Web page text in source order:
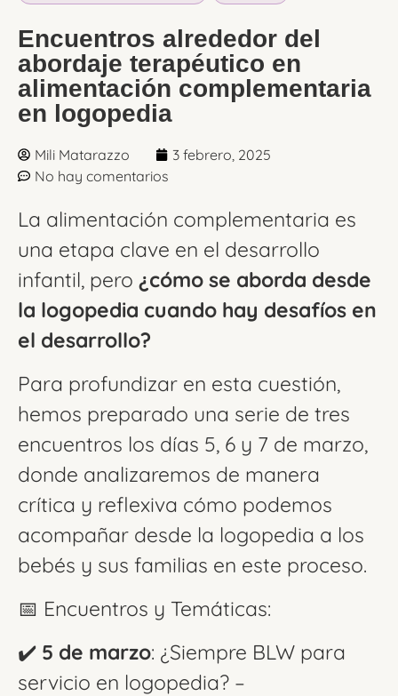
Encuentros alrededor del
abordaje terapéutico en
alimentación complementaria
en logopedia
Mili Matarazzo
3 febrero, 2025
No hay comentarios
La alimentación complementaria es
una etapa clave en el desarrollo
infantil, pero ¿cómo se aborda desde
la logopedia cuando hay desafíos en
el desarrollo?
Para profundizar en esta cuestión,
hemos preparado una serie de tres
encuentros los días 5, 6 y 7 de marzo,
donde analizaremos de manera
crítica y reflexiva cómo podemos
acompañar desde la logopedia a los
bebés y sus familias en este proceso.
📅 Encuentros y Temáticas:
✔️ 5 de marzo: ¿Siempre BLW para
servicio en logopedia? –